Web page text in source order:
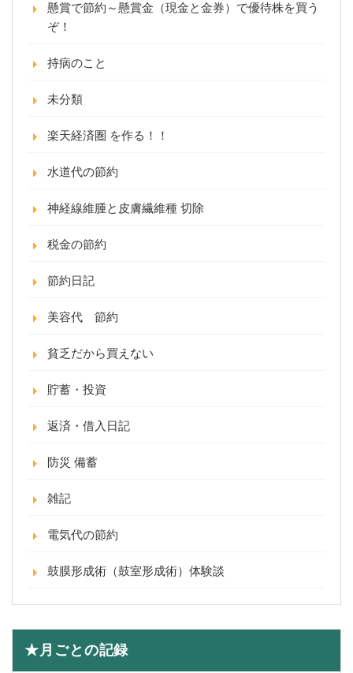
懸賞で節約～懸賞金（現金と金券）で優待株を買う
ぞ！
持病のこと
未分類
楽天経済圏 を作る！！
水道代の節約
神経線維腫と皮膚繊維種 切除
税金の節約
節約日記
美容代 節約
貧乏だから買えない
貯蓄・投資
返済・借入日記
防災 備蓄
雑記
電気代の節約
鼓膜形成術（鼓室形成術）体験談
★月ごとの記録